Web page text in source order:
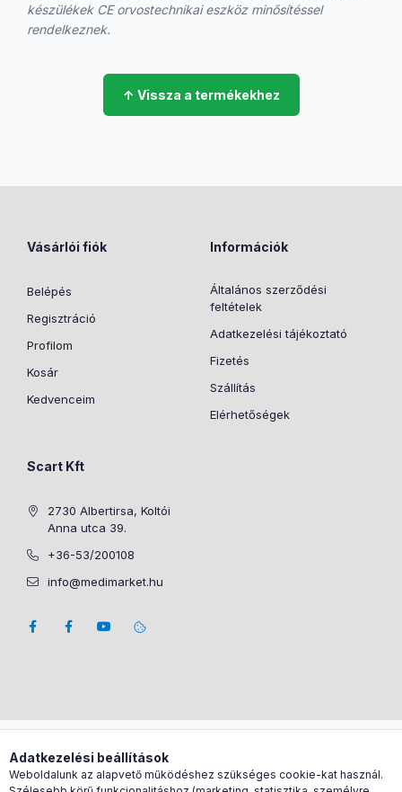
készülékek CE orvostechnikai eszköz minősítéssel
rendelkeznek.
↑ Vissza a termékekhez
Vásárlói fiók
Belépés
Regisztráció
Profilom
Kosár
Kedvenceim
Információk
Általános szerződési
feltételek
Adatkezelési tájékoztató
Fizetés
Szállítás
Elérhetőségek
Scart Kft
2730 Albertirsa, Koltói
Anna utca 39.
+36-53/200108
info@medimarket.hu
Árukereső.hu
Adatkezelési beállítások
Weboldalunk az alapvető működéshez szükséges cookie-kat használ.